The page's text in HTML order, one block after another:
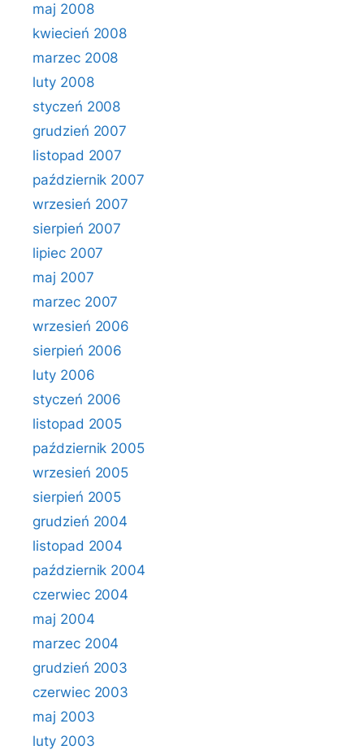
maj 2008
kwiecień 2008
marzec 2008
luty 2008
styczeń 2008
grudzień 2007
listopad 2007
październik 2007
wrzesień 2007
sierpień 2007
lipiec 2007
maj 2007
marzec 2007
wrzesień 2006
sierpień 2006
luty 2006
styczeń 2006
listopad 2005
październik 2005
wrzesień 2005
sierpień 2005
grudzień 2004
listopad 2004
październik 2004
czerwiec 2004
maj 2004
marzec 2004
grudzień 2003
czerwiec 2003
maj 2003
luty 2003